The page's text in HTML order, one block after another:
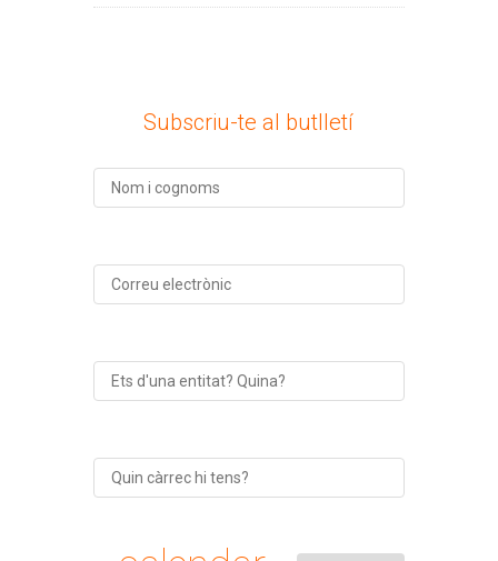
Subscriu-te al butlletí